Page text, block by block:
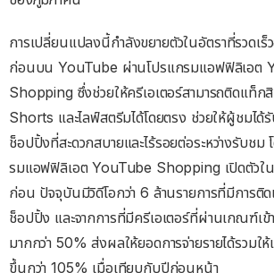
การเปลี่ยนแปลงนี้กำลังขยายตัวในอัตราที่รวดเร็
ก่อนบน YouTube ผ่านโปรแกรมแอฟฟิลิเอต
Shopping ซึ่งช่วยให้ครีเอเตอร์สามารถติดแท็ก
Shorts และไลฟ์สตรีมได้โดยตรง ช่วยให้ผู้ชมได้
ช็อปปิ้งที่สะดวกสบายและไร้รอยต่อระหว่างรับช
รมแอฟฟิลิเอต YouTube Shopping เปิดตัวใ
ก่อน ปัจจุบันมีวิดีโอกว่า 6 ล้านรายการที่มีการติ
ช็อปปิ้ง และจากการที่มีครีเอเตอร์ที่ผ่านเกณฑ์เข้
มากกว่า 50% ส่งผลให้ยอดการจ่ายรายได้รวมใ
ขึ้นกว่า 105% เมื่อเทียบกับปีก่อนหน้า